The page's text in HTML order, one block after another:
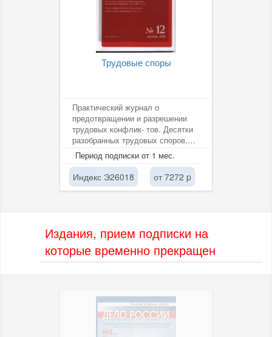
Трудовые споры
Практический журнал о
предотвращении и разрешении
трудовых конфлик- тов. Десятки
разобранных трудовых споров,
секреты оформления докумен-
тов,...
Период подписки от 1 мес.
Индекс Э26018 от 7272 p
Издания, прием подписки на
которые временно прекращен